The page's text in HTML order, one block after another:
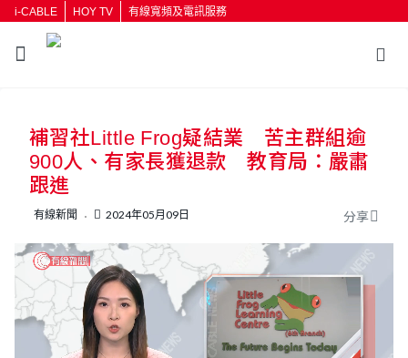
i-CABLE HOY TV 有線寬頻及電訊服務
按輸入鍵開始搜尋
補習社Little Frog疑結業 苦主群組逾
900人、有家長獲退款 教育局：嚴肅
跟進
有線新聞 2024年05月09日 分享